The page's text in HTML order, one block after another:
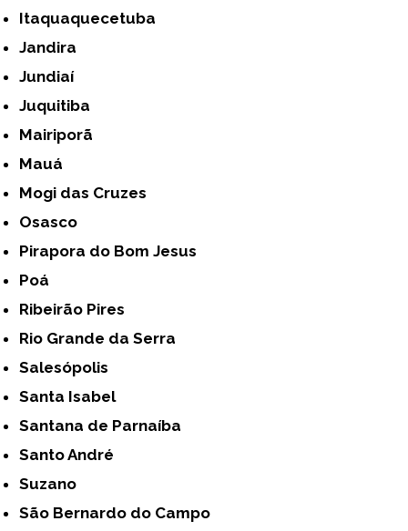
Itaquaquecetuba
Jandira
Jundiaí
Juquitiba
Mairiporã
Mauá
Mogi das Cruzes
Osasco
Pirapora do Bom Jesus
Poá
Ribeirão Pires
Rio Grande da Serra
Salesópolis
Santa Isabel
Santana de Parnaíba
Santo André
Suzano
São Bernardo do Campo